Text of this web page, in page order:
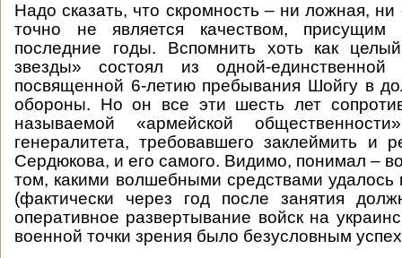
Надо сказать, что скромность – ни ложная, ни
точно не является качеством,
последние годы. Вспомнить хоть как
звезды» состоял из одной-единственной
посвященной 6-летию пребывания Шойгу в
обороны. Но он все эти шесть лет
называемой «армейской
генералитета, требовавшего заклеймить и
Сердюкова, и его самого. Видимо, понимал –
том, какими волшебными средствами удалось
(фактически через год после занятия
оперативное развертывание войск на
военной точки зрения было безусловным